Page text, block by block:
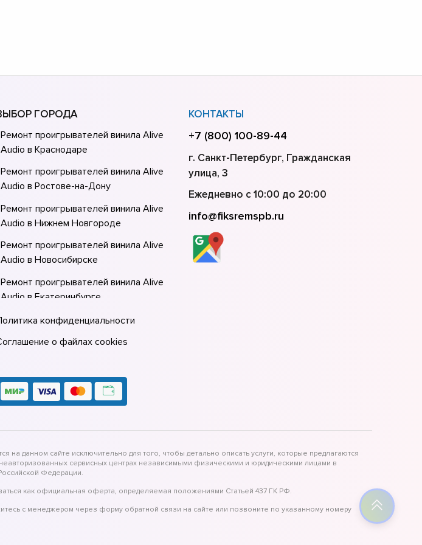
ГОРОДА
Ремонт проигрывателей винила Alive
Audio в Краснодаре
Ремонт проигрывателей винила Alive
Audio в Ростове-на-Донy
Ремонт проигрывателей винила Alive
Audio в Нижнем Новгороде
Ремонт проигрывателей винила Alive
Audio в Новосибирске
Ремонт проигрывателей винила Alive
Audio в Екатеринбурге
Ремонт проигрывателей винила Alive
конфиденциальности
о файлах cookies
КОНТАКТЫ
+7 (800) 100-89-44
г. Санкт-Петербург, Гражданская
улица, 3
Ежедневно с 10:00 до 20:00
info@fiksremspb.ru
данном сайте исключительно для того, чтобы детально описать услуги, которые предлагаются
сервисных центрах независимыми физическими и юридическими лицами в
Федерации.
как официальная оферта, определяемая положениями Статьей 437 ГК РФ.
с менеджером через форму обратной связи на сайте или позвоните по указанному номеру